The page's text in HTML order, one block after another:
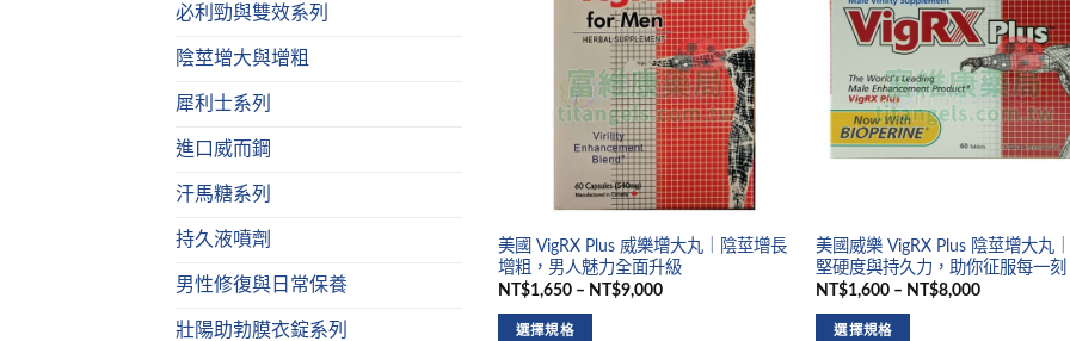
必利勁與雙效系列
陰莖增大與增粗
犀利士系列
進口威而鋼
汗馬糖系列
持久液噴劑
男性修復與日常保養
壯陽助勃膜衣錠系列
美國 VigRX Plus 威樂增大丸｜陰莖增長
增粗，男人魅力全面升級
NT$1,650 – NT$9,000
選擇規格
美國威樂 VigRX Plus 陰莖增大丸
堅硬度與持久力，助你征服每一刻
NT$1,600 – NT$8,000
選擇規格